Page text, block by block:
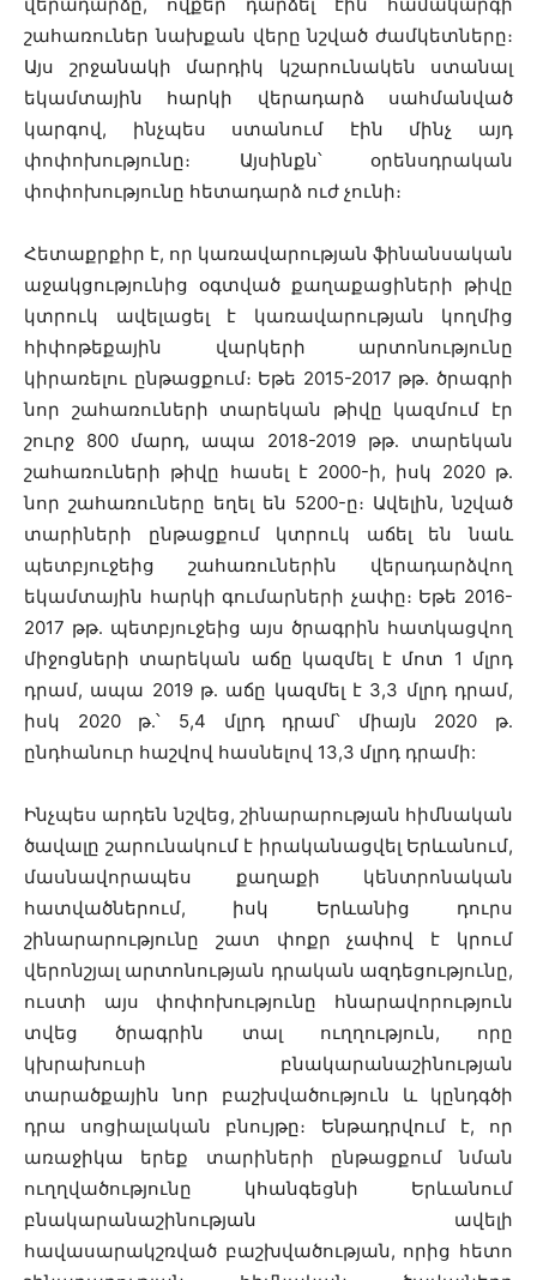
շահառուներ նախքան վերը նշված ժամկետները։
Այս շրջանակի մարդիկ կշարունակեն ստանալ
եկամտային հարկի վերադարձ սահմանված
կարգով, ինչպես ստանում էին մինչ այդ
փոփոխությունը։ Այսինքն՝ օրենսդրական
փոփոխությունը հետադարձ ուժ չունի։
Հետաքրքիր է, որ կառավարության ֆինանսական
աջակցությունից օգտված քաղաքացիների թիվը
կտրուկ ավելացել է կառավարության կողմից
հիփոթեքային վարկերի արտոնությունը
կիրառելու ընթացքում։ Եթե 2015-2017 թթ․ ծրագրի
նոր շահառուների տարեկան թիվը կազմում էր
շուրջ 800 մարդ, ապա 2018-2019 թթ․ տարեկան
շահառուների թիվը հասել է 2000-ի, իսկ 2020 թ․
նոր շահառուները եղել են 5200-ը։ Ավելին, նշված
տարիների ընթացքում կտրուկ աճել են նաև
պետբյուջեից շահառուներին վերադարձվող
եկամտային հարկի գումարների չափը։ Եթե 2016-
2017 թթ․ պետբյուջեից այս ծրագրին հատկացվող
միջոցների տարեկան աճը կազմել է մոտ 1 մլրդ
դրամ, ապա 2019 թ․ աճը կազմել է 3,3 մլրդ դրամ,
իսկ 2020 թ․՝ 5,4 մլրդ դրամ՝ միայն 2020 թ․
ընդհանուր հաշվով հասնելով 13,3 մլրդ դրամի:
Ինչպես արդեն նշվեց, շինարարության հիմնական
ծավալը շարունակում է իրականացվել Երևանում,
մասնավորապես քաղաքի կենտրոնական
հատվածներում, իսկ Երևանից դուրս
շինարարությունը շատ փոքր չափով է կրում
վերոնշյալ արտոնության դրական ազդեցությունը,
ուստի այս փոփոխությունը հնարավորություն
տվեց ծրագրին տալ ուղղություն, որը
կխրախուսի բնակարանաշինության
տարածքային նոր բաշխվածություն և կընդգծի
դրա սոցիալական բնույթը։ Ենթադրվում է, որ
առաջիկա երեք տարիների ընթացքում նման
ուղղվածությունը կհանգեցնի Երևանում
բնակարանաշինության ավելի
հավասարակշռված բաշխվածության, որից հետո